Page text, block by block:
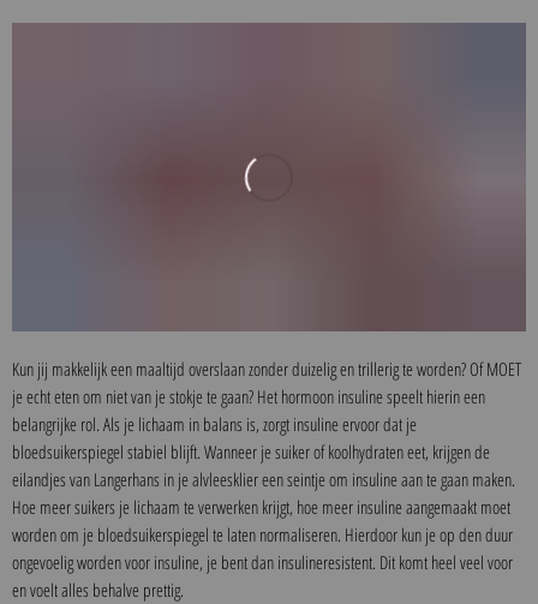
Kun jij makkelijk een maaltijd overslaan zonder duizelig en trillerig te worden? Of MOET
je echt eten om niet van je stokje te gaan? Het hormoon insuline speelt hierin een
belangrijke rol. Als je lichaam in balans is, zorgt insuline ervoor dat je
bloedsuikerspiegel stabiel blijft. Wanneer je suiker of koolhydraten eet, krijgen de
eilandjes van Langerhans in je alvleesklier een seintje om insuline aan te gaan maken.
Hoe meer suikers je lichaam te verwerken krijgt, hoe meer insuline aangemaakt moet
worden om je bloedsuikerspiegel te laten normaliseren. Hierdoor kun je op den duur
ongevoelig worden voor insuline, je bent dan insulineresistent. Dit komt heel veel voor
en voelt alles behalve prettig.